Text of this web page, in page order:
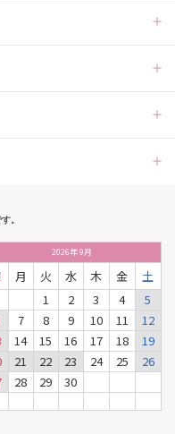
。
2026年9月
月 火 水 木 金
土
1
2 3 4
5
7 8 9 10 11
12
14 15 16 17 18
19
21 22 23 24 25
26
28 29 30